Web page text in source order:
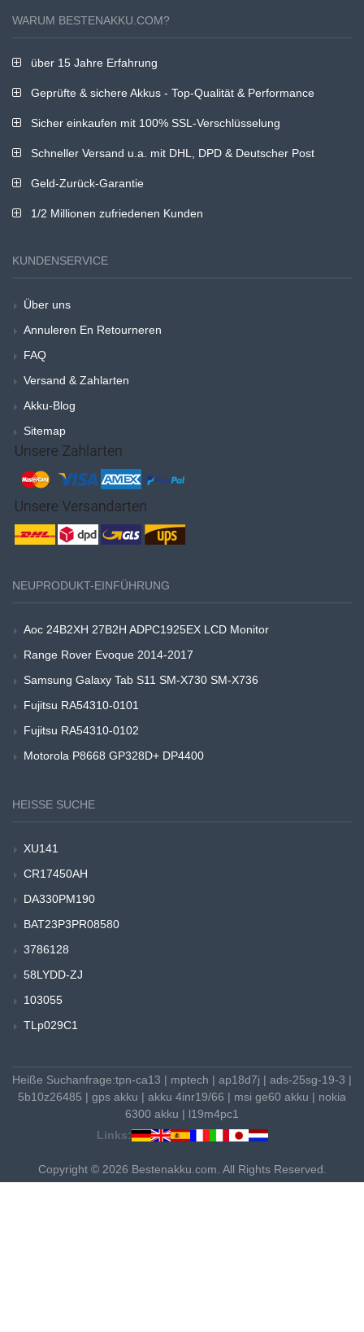
WARUM BESTENAKKU.COM?
über 15 Jahre Erfahrung
Geprüfte & sichere Akkus - Top-Qualität & Performance
Sicher einkaufen mit 100% SSL-Verschlüsselung
Schneller Versand u.a. mit DHL, DPD & Deutscher Post
Geld-Zurück-Garantie
1/2 Millionen zufriedenen Kunden
KUNDENSERVICE
Über uns
Annuleren En Retourneren
FAQ
Versand & Zahlarten
Akku-Blog
Sitemap
NEUPRODUKT-EINFÜHRUNG
Aoc 24B2XH 27B2H ADPC1925EX LCD Monitor
Range Rover Evoque 2014-2017
Samsung Galaxy Tab S11 SM-X730 SM-X736
Fujitsu RA54310-0101
Fujitsu RA54310-0102
Motorola P8668 GP328D+ DP4400
HEISSE SUCHE
XU141
CR17450AH
DA330PM190
BAT23P3PR08580
3786128
58LYDD-ZJ
103055
TLp029C1
Heiße Suchanfrage:tpn-ca13 | mptech | ap18d7j | ads-25sg-19-3 |
5b10z26485 | gps akku | akku 4inr19/66 | msi ge60 akku | nokia
6300 akku | l19m4pc1
Links:
Copyright © 2026 Bestenakku.com. All Rights Reserved.